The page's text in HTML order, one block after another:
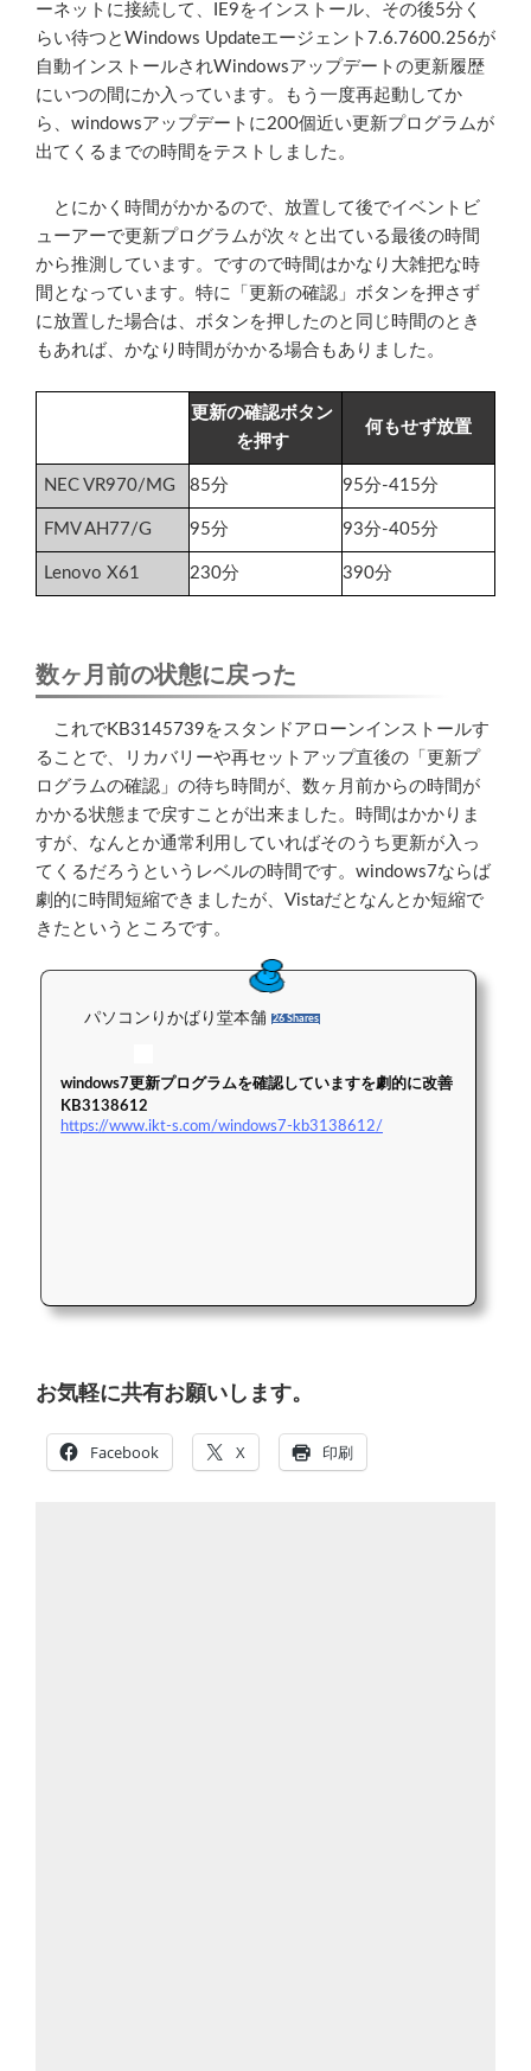
ーネットに接続して、IE9をインストール、その後5分く
らい待つとWindows Updateエージェント7.6.7600.256が
自動インストールされWindowsアップデートの更新履歴
にいつの間にか入っています。もう一度再起動してか
ら、windowsアップデートに200個近い更新プログラムが
出てくるまでの時間をテストしました。
とにかく時間がかかるので、放置して後でイベントビ
ューアーで更新プログラムが次々と出ている最後の時間
から推測しています。ですので時間はかなり大雑把な時
間となっています。特に「更新の確認」ボタンを押さず
に放置した場合は、ボタンを押したのと同じ時間のとき
もあれば、かなり時間がかかる場合もありました。
更新の確認ボタン
を押す
何もせず放置
NEC VR970/MG 85分 95分-415分
FMV AH77/G 95分 93分-405分
Lenovo X61 230分 390分
数ヶ月前の状態に戻った
これでKB3145739をスタンドアローンインストールす
ることで、リカバリーや再セットアップ直後の「更新プ
ログラムの確認」の待ち時間が、数ヶ月前からの時間が
かかる状態まで戻すことが出来ました。時間はかかりま
すが、なんとか通常利用していればそのうち更新が入っ
てくるだろうというレベルの時間です。windows7ならば
劇的に時間短縮できましたが、Vistaだとなんとか短縮で
きたというところです。
パソコンりかばり堂本舗 26 Shares
windows7更新プログラムを確認していますを劇的に改善
KB3138612
https://www.ikt-s.com/windows7-kb3138612/
お気軽に共有お願いします。
Facebook X 印刷